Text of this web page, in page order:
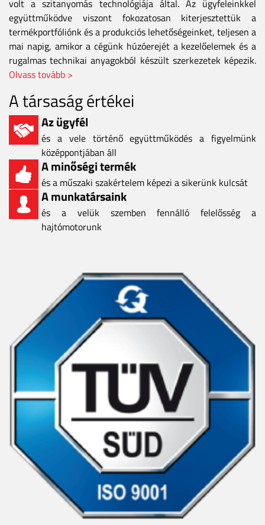
volt a szitanyomás technológiája által. Az ügyfeleinkkel
együttműködve viszont fokozatosan kiterjesztettük a
termékportfóliónk és a produkciós lehetőségeinket, teljesen a
mai napig, amikor a cégünk húzóerejét a kezelőelemek és a
rugalmas technikai anyagokból készült szerkezetek képezik.
Olvass tovább >
A társaság értékei
Az ügyfél
és a vele történő együttműködés a figyelmünk
középpontjában áll
A minőségi termék
és a műszaki szakértelem képezi a sikerünk kulcsát
A munkatársaink
és a velük szemben fennálló felelősség a
hajtómotorunk